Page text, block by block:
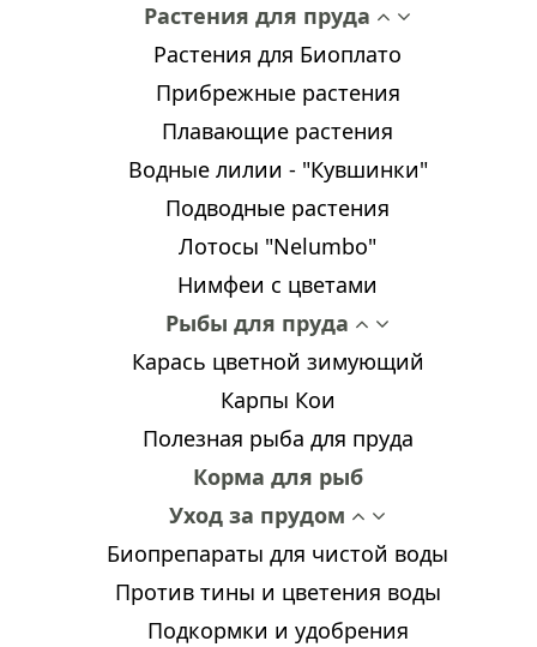
Растения для пруда
Растения для Биоплато
Прибрежные растения
Плавающие растения
Водные лилии - "Кувшинки"
Подводные растения
Лотосы "Nelumbo"
Нимфеи с цветами
Рыбы для пруда
Карась цветной зимующий
Карпы Кои
Полезная рыба для пруда
Корма для рыб
Уход за прудом
Биопрепараты для чистой воды
Против тины и цветения воды
Подкормки и удобрения